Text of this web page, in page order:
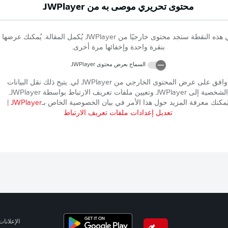
محتوى تحريري موصى به منJWPlayer
هذه النقطة ستجد محتوى خارجيًا منJWPlayer يُكمل المقالة. يُمكنك عرضها
بنقرة واحدة وإخفائها مرة أخرى.
السماح بعرض محتوىJWPlayer
على عرض المحتوى الخارجي منJWPlayer لي. يتيح ذلك نقل البيانات
الشخصية إلى JWPlayer وتعيين ملفات تعريف الارتباط بواسطة JWPlayer
.
معرفة المزيد حول هذا الأمر في بيان الخصوصية الخاص بـJWPlayer
تعديل إعدادات ملفات تعريف الارتباط